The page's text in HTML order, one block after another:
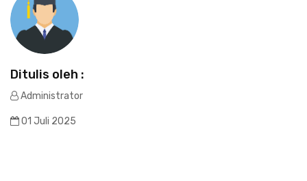
Ditulis oleh :
Administrator
01 Juli 2025